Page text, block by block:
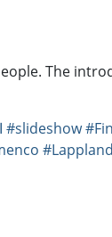
The
#slideshow
#Lappland